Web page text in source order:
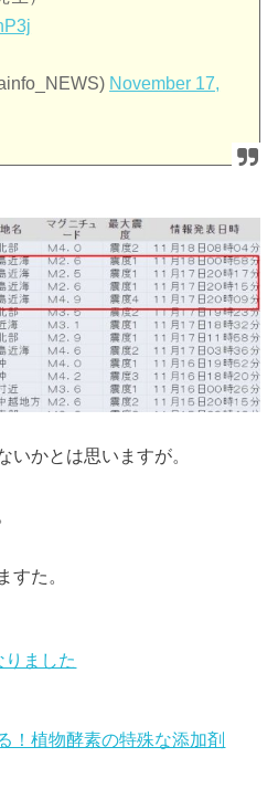
November 17,
いかとは思いますが。
すた。
ました
！植物酵素の特殊な添加剤